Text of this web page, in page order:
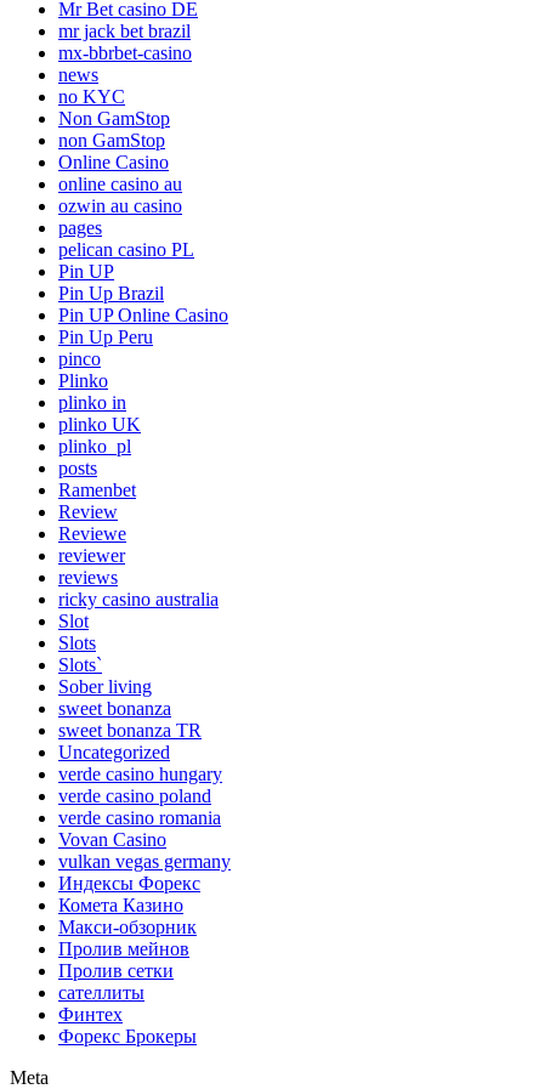
Mr Bet casino DE
mr jack bet brazil
mx-bbrbet-casino
news
no KYC
Non GamStop
non GamStop
Online Casino
online casino au
ozwin au casino
pages
pelican casino PL
Pin UP
Pin Up Brazil
Pin UP Online Casino
Pin Up Peru
pinco
Plinko
plinko in
plinko UK
plinko_pl
posts
Ramenbet
Review
Reviewe
reviewer
reviews
ricky casino australia
Slot
Slots
Slots`
Sober living
sweet bonanza
sweet bonanza TR
Uncategorized
verde casino hungary
verde casino poland
verde casino romania
Vovan Casino
vulkan vegas germany
Индексы Форекс
Комета Казино
Макси-обзорник
Пролив мейнов
Пролив сетки
сателлиты
Финтех
Форекс Брокеры
Meta